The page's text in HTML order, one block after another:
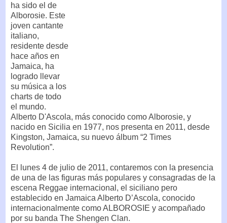
ha sido el de
Alborosie. Este
joven cantante
italiano,
residente desde
hace años en
Jamaica, ha
logrado llevar
su música a los
charts de todo
el mundo.
Alberto D'Ascola, más conocido como Alborosie, y
nacido en Sicilia en 1977, nos presenta en 2011, desde
Kingston, Jamaica, su nuevo álbum “2 Times
Revolution”.
El lunes 4 de julio de 2011, contaremos con la presencia
de una de las figuras más populares y consagradas de la
escena Reggae internacional, el siciliano pero
establecido en Jamaica Alberto D’Ascola, conocido
internacionalmente como ALBOROSIE y acompañado
por su banda The Shengen Clan.